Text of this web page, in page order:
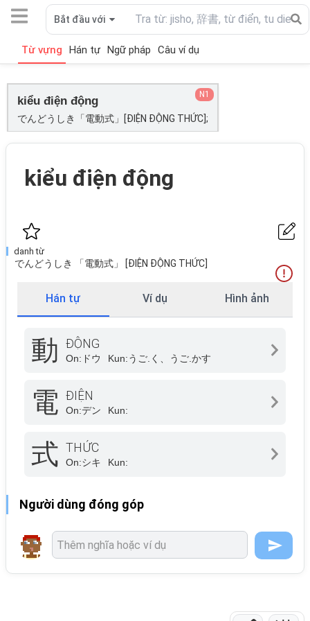
Bắt đầu với
Từ vựng Hán tự Ngữ pháp Câu ví dụ
kiểu điện động
でんどうしき「電動式」[ĐIỆN ĐỘNG THỨC];
N1
kiểu điện động
danh từ
でんどうしき 「電動式」 [ĐIỆN ĐỘNG THỨC]
Hán tự Ví dụ Hình ảnh
動 ĐỘNG
On: ドウ Kun:うご.く、うご.かす
電 ĐIỆN
On:デン Kun:
式 THỨC
On:シキ Kun:
Người dùng đóng góp